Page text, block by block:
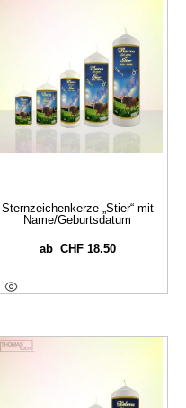
Sternzeichenkerze „Stier“ mit
Name/Geburtsdatum
ab CHF18.50